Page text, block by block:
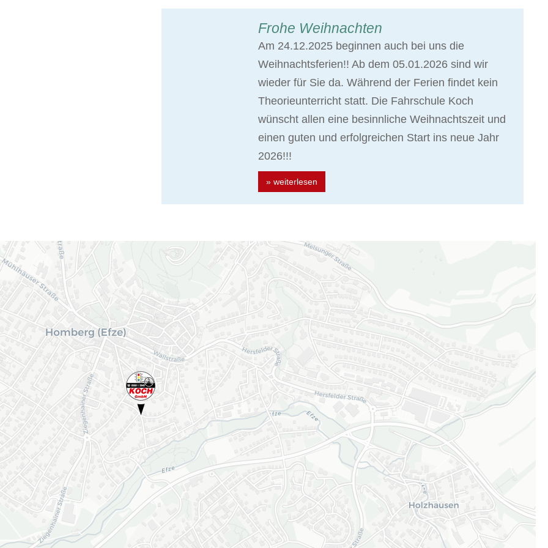
Frohe Weihnachten
Am 24.12.2025 beginnen auch bei uns die
Weihnachtsferien!! Ab dem 05.01.2026 sind wir
wieder für Sie da. Während der Ferien findet kein
Theorieunterricht statt. Die Fahrschule Koch
wünscht allen eine besinnliche Weihnachtszeit und
einen guten und erfolgreichen Start ins neue Jahr
2026!!!
» weiterlesen